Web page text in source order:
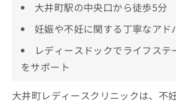
大井町駅の中央口から徒歩5分
妊娠や不妊に関する丁寧なアド
レディースドックでライフステ
をサポート
大井町レディースクリニックは、不